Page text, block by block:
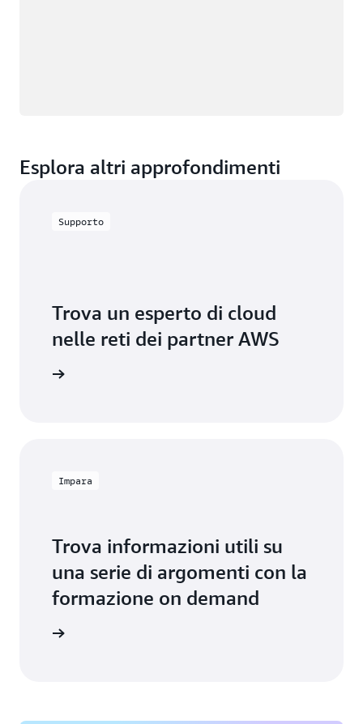
Esplora altri approfondimenti
Supporto
Trova un esperto di cloud
nelle reti dei partner AWS
Impara
Trova informazioni utili su
una serie di argomenti con la
formazione on demand